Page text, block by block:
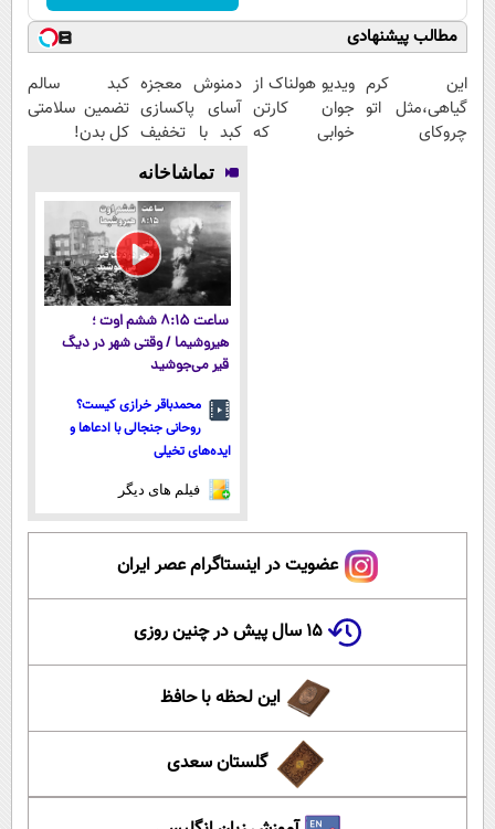
مطالب پیشنهادی
این کرم
گیاهی،مثل اتو
چروکای
ویدیو هولناک از
جوان کارتن
خوابی که
دمنوش معجزه
آسای پاکسازی
کبد با تخفیف
کبد سالم
تضمین سلامتی
کل بدن!
تماشاخانه
ساعت ۸:۱۵ ششم اوت ؛
هیروشیما / وقتی شهر در دیگ
قیر می‌جوشید
محمدباقر خرازی کیست؟
روحانی جنجالی با ادعاها و
ایده‌های تخیلی
فیلم های دیگر
عضویت در اینستاگرام عصر ایران
۱۵ سال پیش در چنین روزی
این لحظه با حافظ
گلستان سعدی